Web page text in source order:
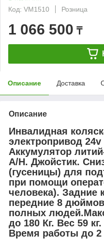
Код: VM1510
Розница
1 066 500 ₸
Описание Доставка
Описание
Инвалидная
электропривод 24v
Аккумулятор
A/H. Джойстик.
(гусеницы) для
при помощи
человека). Задние
передние 8
полных
до 180 Кг. Вес 59
Время работы до 2